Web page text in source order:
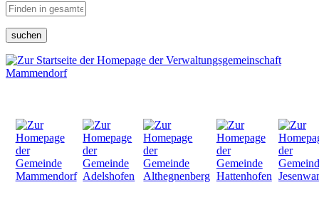
suchen